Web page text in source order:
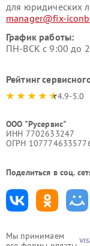
Мы принимаем
для юридических
manager@fix-
График работы:
ПН-ВСК с 9:00 до
Рейтинг
4.9-5.0
ООО "Русервис"
ИНН 7702633247
ОГРН
Поделиться в соц.